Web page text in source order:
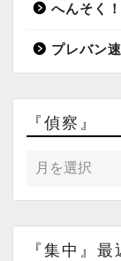
へんそく！
プレバン
『偵察』
『集中』